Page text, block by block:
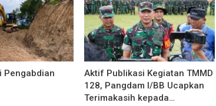
Pengabdian
Aktif Publikasi Kegiatan TMMD
128, Pangdam I/BB Ucapkan
Terimakasih kepada…